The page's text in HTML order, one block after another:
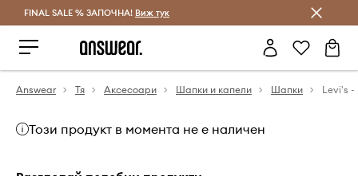
Спестявай с Answear Club
FINAL SALE % ЗАПОЧНА! Виж тук
Answear Тя Аксесоари Шапки и капели Шапки Levi's
Този продукт в момента не е наличен